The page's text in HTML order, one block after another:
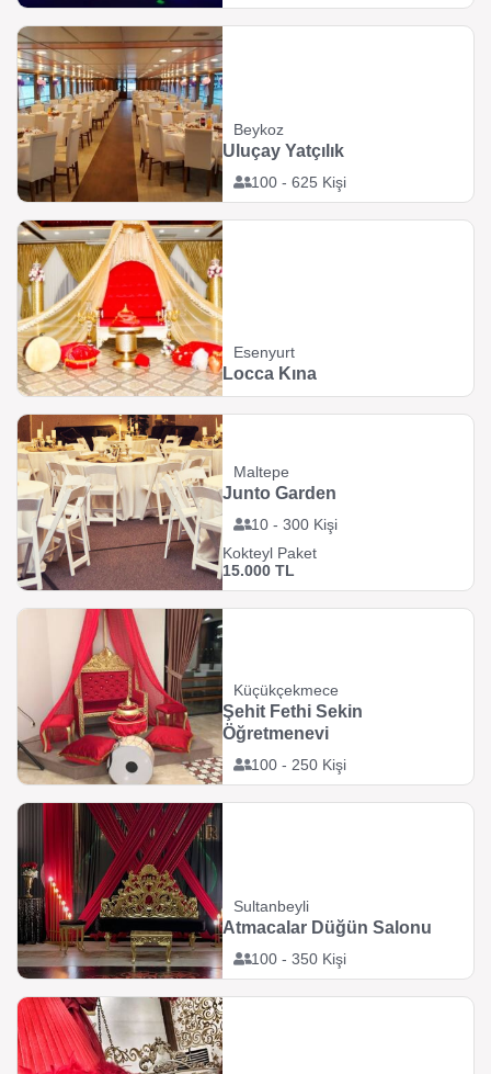
Beykoz
100 - 625 Kişi
Uluçay Yatçılık
Esenyurt
Locca Kına
Maltepe
10 - 300 Kişi
Junto Garden
Kokteyl Paket
15.000 TL
Küçükçekmece
100 - 250 Kişi
Şehit Fethi Sekin
Öğretmenevi
Sultanbeyli
100 - 350 Kişi
Atmacalar Düğün Salonu